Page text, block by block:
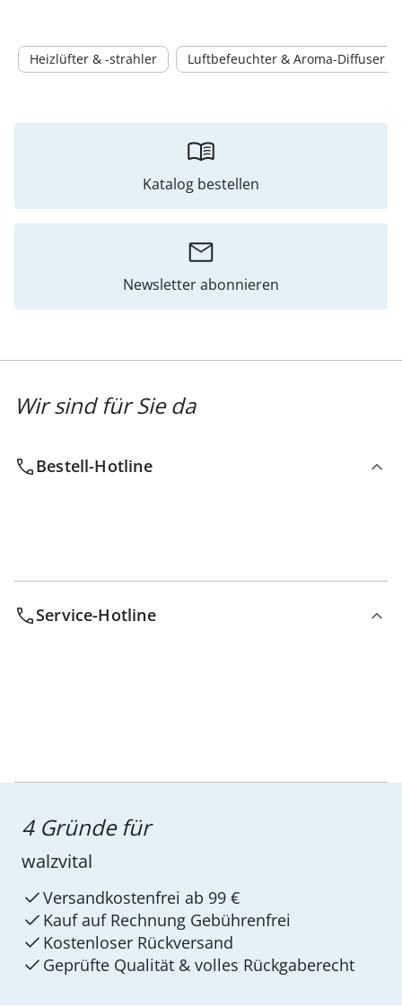
Heizlüfter & -strahler Luftbefeuchter & Aroma-Diffuser
Katalog bestellen
Newsletter abonnieren
Wir sind für Sie da
Bestell-Hotline
Service-Hotline
4 Gründe für
walzvital
Versandkostenfrei ab 99 €
Kauf auf Rechnung Gebührenfrei
Kostenloser Rückversand
Geprüfte Qualität & volles Rückgaberecht